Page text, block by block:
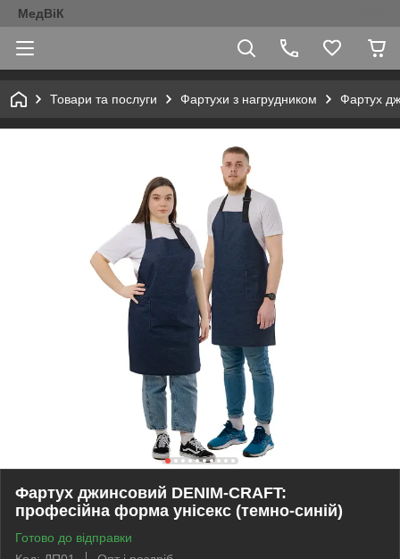
МедВіК
Товари та послуги Фартухи з нагрудником Фартух
Фартух джинсовий DENIM-CRAFT:
професійна форма унісекс (темно-синій)
Готово до відправки